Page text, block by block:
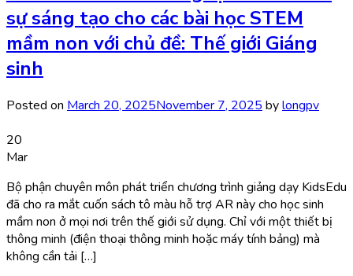
sự sáng tạo cho các bài học STEM
mầm non với chủ đề: Thế giới Giáng
sinh
Posted on March 20, 2025November 7, 2025 bylongpv
20
Mar
Bộ phận chuyên môn phát triển chương trình giảng dạy KidsEdu
đã cho ra mắt cuốn sách tô màu hỗ trợ AR này cho học sinh
mầm non ở mọi nơi trên thế giới sử dụng. Chỉ với một thiết bị
thông minh (điện thoại thông minh hoặc máy tính bảng) mà
không cần tải […]